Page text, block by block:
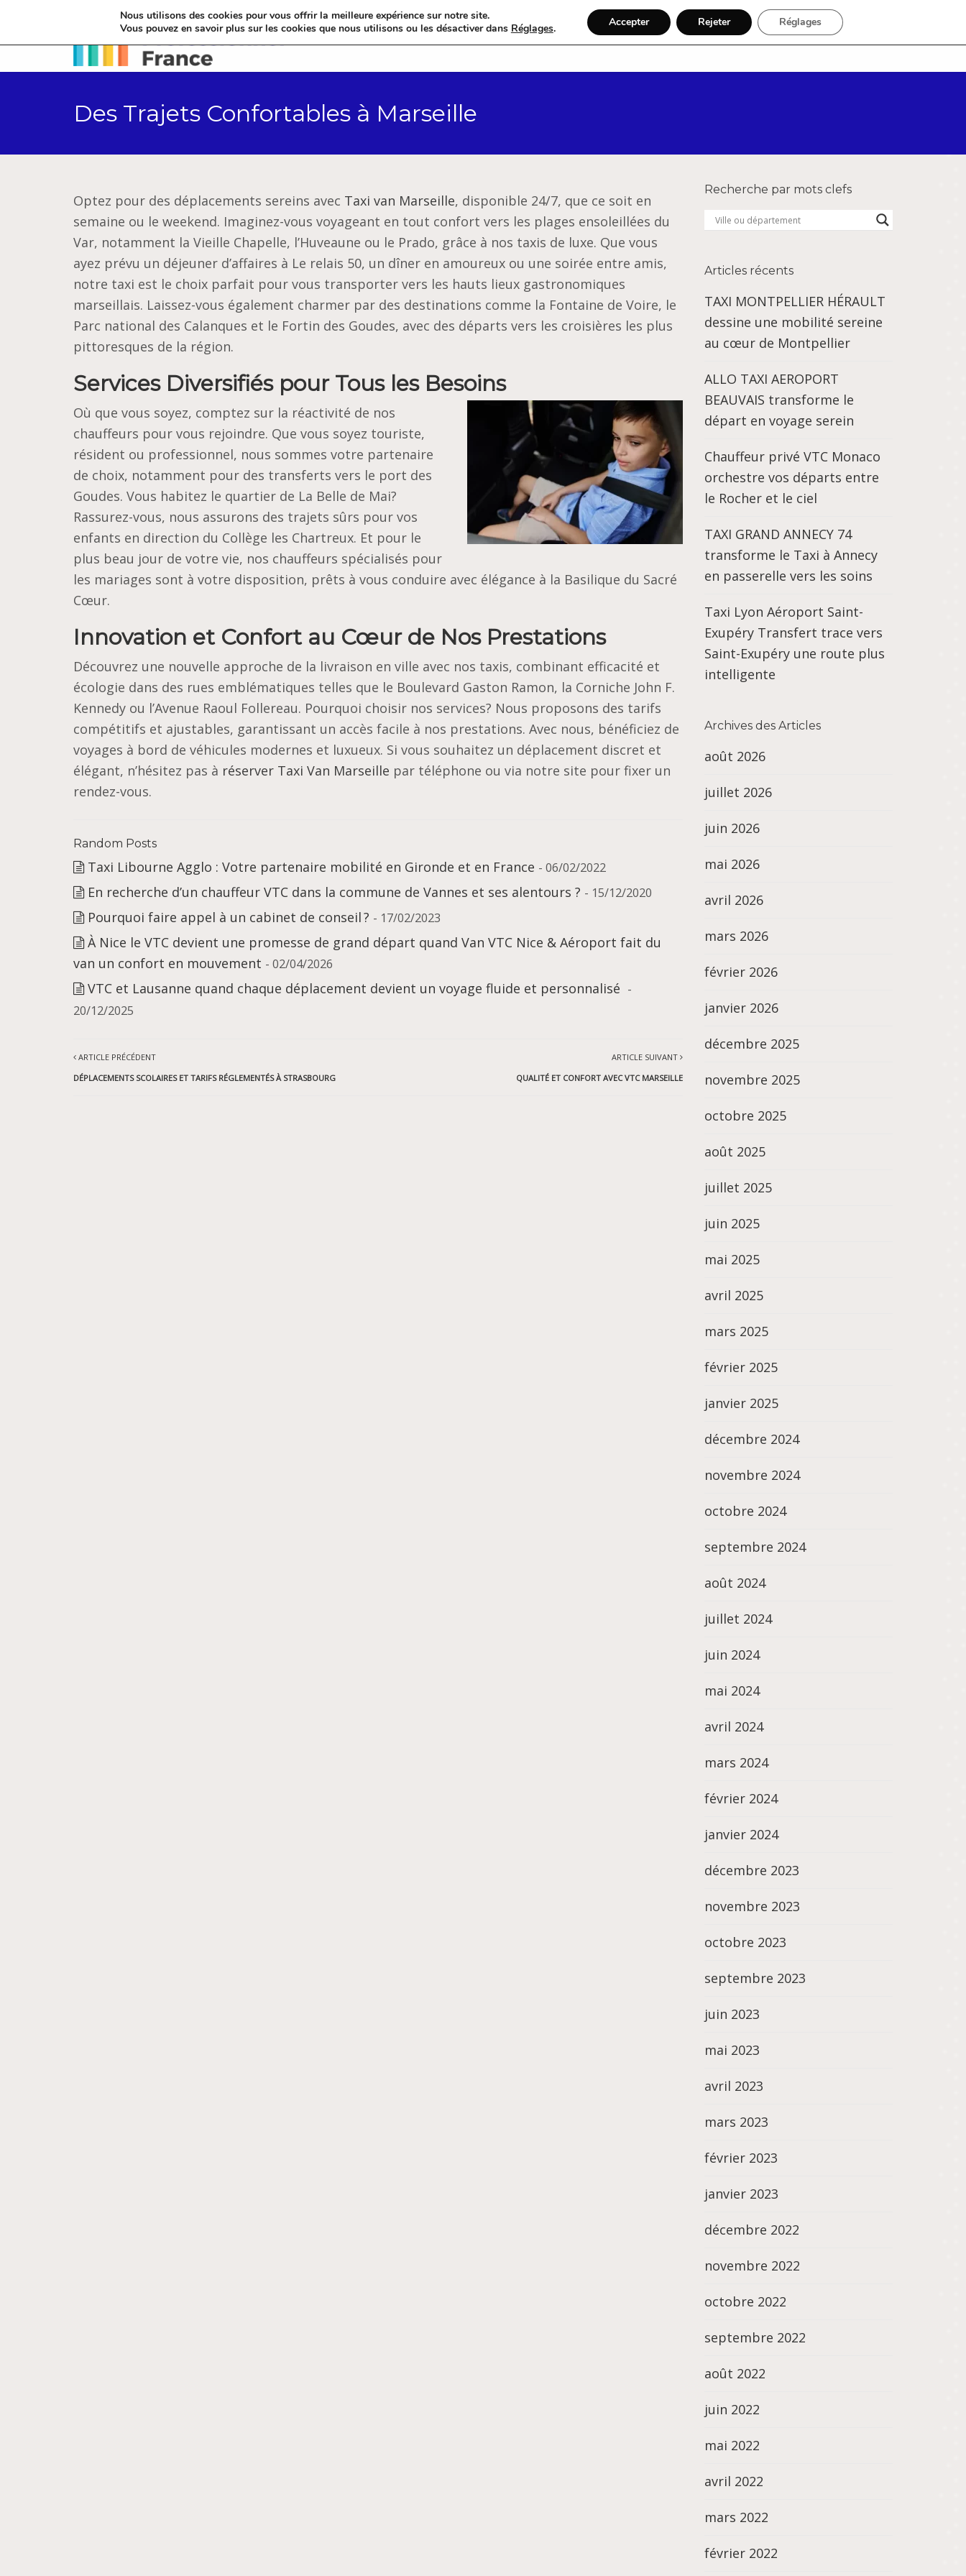
Accueil Catégories Par région Inscription
Des Trajets Confortables à Marseille
Optez pour des déplacements sereins avec Taxi van Marseille, disponible 24/7, que ce soit en
semaine ou le weekend. Imaginez-vous voyageant en tout confort vers les plages ensoleillées du
Var, notamment la Vieille Chapelle, l’Huveaune ou le Prado, grâce à nos taxis de luxe. Que vous
ayez prévu un déjeuner d’affaires à Le relais 50, un dîner en amoureux ou une soirée entre amis,
notre taxi est le choix parfait pour vous transporter vers les hauts lieux gastronomiques
marseillais. Laissez-vous également charmer par des destinations comme la Fontaine de Voire, le
Parc national des Calanques et le Fortin des Goudes, avec des départs vers les croisières les plus
pittoresques de la région.
Services Diversifiés pour Tous les Besoins
Où que vous soyez, comptez sur la réactivité de nos
chauffeurs pour vous rejoindre. Que vous soyez touriste,
résident ou professionnel, nous sommes votre partenaire
de choix, notamment pour des transferts vers le port des
Goudes. Vous habitez le quartier de La Belle de Mai?
Rassurez-vous, nous assurons des trajets sûrs pour vos
enfants en direction du Collège les Chartreux. Et pour le
plus beau jour de votre vie, nos chauffeurs spécialisés pour
les mariages sont à votre disposition, prêts à vous conduire avec élégance à la Basilique du Sacré
Cœur.
Innovation et Confort au Cœur de Nos Prestations
Découvrez une nouvelle approche de la livraison en ville avec nos taxis, combinant efficacité et
écologie dans des rues emblématiques telles que le Boulevard Gaston Ramon, la Corniche John F.
Kennedy ou l’Avenue Raoul Follereau. Pourquoi choisir nos services? Nous proposons des tarifs
compétitifs et ajustables, garantissant un accès facile à nos prestations. Avec nous, bénéficiez de
voyages à bord de véhicules modernes et luxueux. Si vous souhaitez un déplacement discret et
élégant, n’hésitez pas à réserver Taxi Van Marseille par téléphone ou via notre site pour fixer un
rendez-vous.
Random Posts
Taxi Libourne Agglo : Votre partenaire mobilité en Gironde et en France - 06/02/2022
En recherche d’un chauffeur VTC dans la commune de Vannes et ses alentours ? - 15/12/2020
Pourquoi faire appel à un cabinet de conseil ? - 17/02/2023
À Nice le VTC devient une promesse de grand départ quand Van VTC Nice & Aéroport fait du
van un confort en mouvement - 02/04/2026
VTC et Lausanne quand chaque déplacement devient un voyage fluide et personnalisé -
20/12/2025
ARTICLE PRÉCÉDENT
DÉPLACEMENTS SCOLAIRES ET TARIFS RÉGLEMENTÉS À STRASBOURG
ARTICLE SUIVANT
QUALITÉ ET CONFORT AVEC VTC MARSEILLE
Recherche par mots clefs
Articles récents
TAXI MONTPELLIER HÉRAULT
dessine une mobilité sereine
au cœur de Montpellier
ALLO TAXI AEROPORT
BEAUVAIS transforme le
départ en voyage serein
Chauffeur privé VTC Monaco
orchestre vos départs entre
le Rocher et le ciel
TAXI GRAND ANNECY 74
transforme le Taxi à Annecy
en passerelle vers les soins
Taxi Lyon Aéroport Saint-
Exupéry Transfert trace vers
Saint-Exupéry une route plus
intelligente
Archives des Articles
août 2026
juillet 2026
juin 2026
mai 2026
avril 2026
mars 2026
février 2026
janvier 2026
décembre 2025
novembre 2025
octobre 2025
août 2025
juillet 2025
juin 2025
mai 2025
avril 2025
mars 2025
février 2025
janvier 2025
décembre 2024
novembre 2024
octobre 2024
septembre 2024
août 2024
juillet 2024
juin 2024
mai 2024
avril 2024
mars 2024
février 2024
janvier 2024
décembre 2023
novembre 2023
octobre 2023
septembre 2023
juin 2023
mai 2023
avril 2023
mars 2023
février 2023
janvier 2023
décembre 2022
novembre 2022
octobre 2022
septembre 2022
août 2022
juin 2022
mai 2022
avril 2022
mars 2022
février 2022
Nous utilisons des cookies pour vous offrir la meilleure expérience sur notre site.
Vous pouvez en savoir plus sur les cookies que nous utilisons ou les désactiver dans Réglages. Accepter Rejeter Réglages